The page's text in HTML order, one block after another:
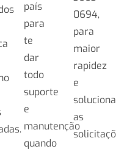
país
para
te
dar
todo
suporte
e
manutenção
quando
0694,
para
maior
rapidez
e
as